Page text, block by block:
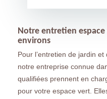
Notre entretien
environs
Pour l’entretien de jardin
notre entreprise connue
qualifiées prennent en
pour votre espace vert.